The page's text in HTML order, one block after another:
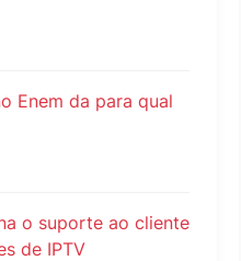
Enem da para qual
o suporte ao cliente
de IPTV